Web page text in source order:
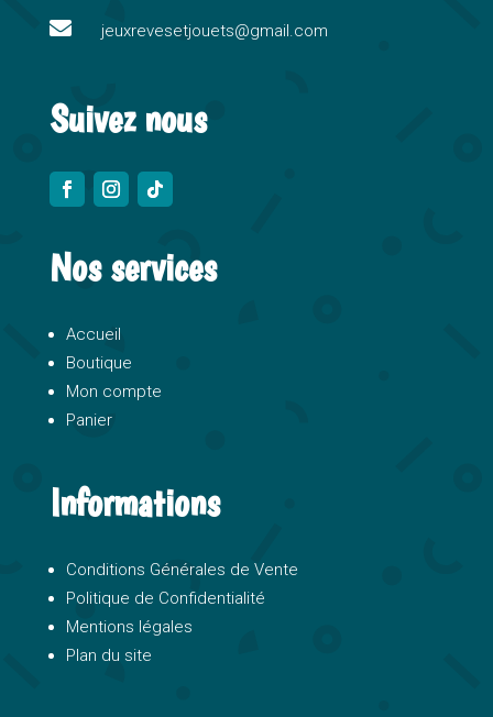
e
 jeuxrevesetjouets@gmail.com
Suivez nous
Nos services
Accueil
Boutique
Mon compte
Panier
Informations
Conditions Générales de Vente
Politique de Confidentialité
Mentions légales
Plan du site